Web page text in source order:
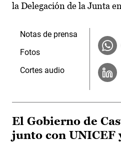
la Delegación de la Junta
Notas de prensa
Fotos
Cortes audio
El Gobierno de
junto con UNICEF